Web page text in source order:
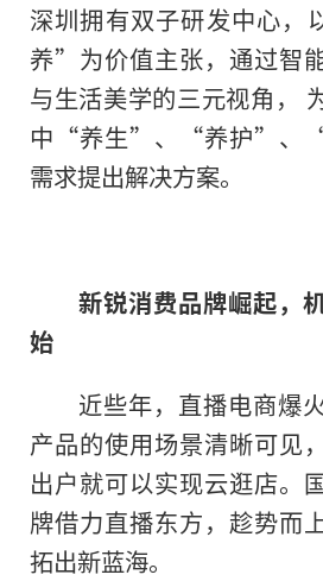
深圳拥有双子研发中心
养”为价值主张，通过智
与生活美学的三元视角，
中“养生”、“养护”、
需求提出解决方案。
新锐消费品牌崛起，
始
近些年，直播电商爆
产品的使用场景清晰可见
出户就可以实现云逛店。
牌借力直播东方，趁势而
拓出新蓝海。